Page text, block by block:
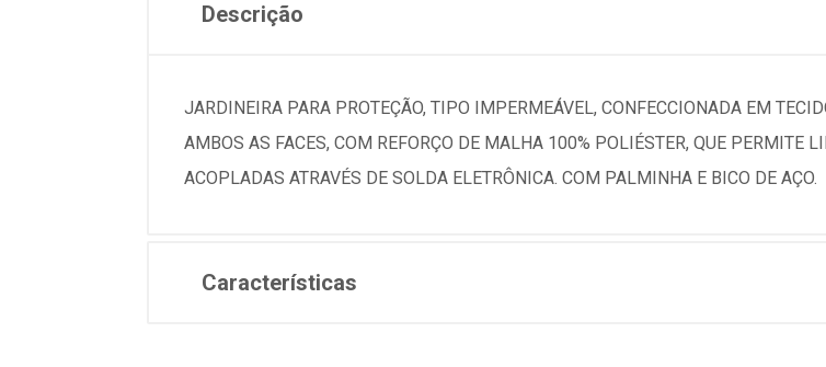
Descrição
JARDINEIRA PARA PROTEÇÃO, TIPO IMPERMEÁVEL, CONFECCIONADA EM
AMBOS AS FACES, COM REFORÇO DE MALHA 100% POLIÉSTER, QUE PERMITE
ACOPLADAS ATRAVÉS DE SOLDA ELETRÔNICA. COM PALMINHA E BICO DE AÇO.
Características